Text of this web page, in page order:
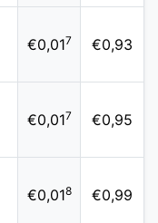
€0,017 €0,93
€0,017 €0,95
€0,018 €0,99